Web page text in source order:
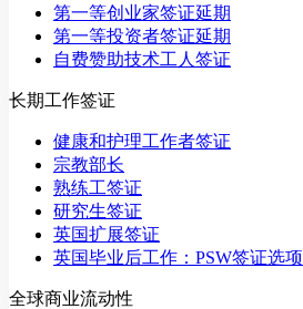
第一等创业家签证延期
第一等投资者签证延期
自费赞助技术工人签证
长期工作签证
健康和护理工作者签证
宗教部长
熟练工签证
研究生签证
英国扩展签证
英国毕业后工作：PSW签证选项
全球商业流动性